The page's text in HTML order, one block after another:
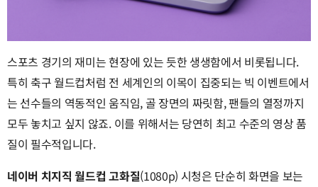
스포츠 경기의 재미는 현장에 있는 듯한 생생함에서 비롯됩니다.
특히 축구 월드컵처럼 전 세계인의 이목이 집중되는 빅 이벤트에서
는 선수들의 역동적인 움직임, 골 장면의 짜릿함, 팬들의 열정까지
모두 놓치고 싶지 않죠. 이를 위해서는 당연히 최고 수준의 영상 품
질이 필수적입니다.
네이버 치지직 월드컵 고화질(1080p) 시청은 단순히 화면을 보는